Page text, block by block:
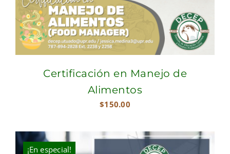
Certificación en Manejo de
Alimentos
$150.00
¡En especial!